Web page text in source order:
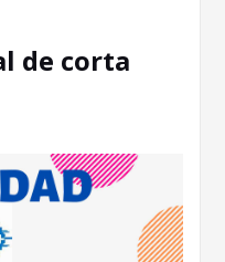
de corta